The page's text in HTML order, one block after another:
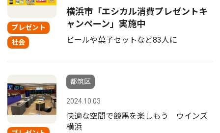
プレゼント
社会
横浜市「エシカル消費プレゼントキ
ャンペーン」実施中
ビールや菓子セットなど83人に
都筑区
2024.10.03
快適な空間で競馬を楽しもう ウインズ
横浜